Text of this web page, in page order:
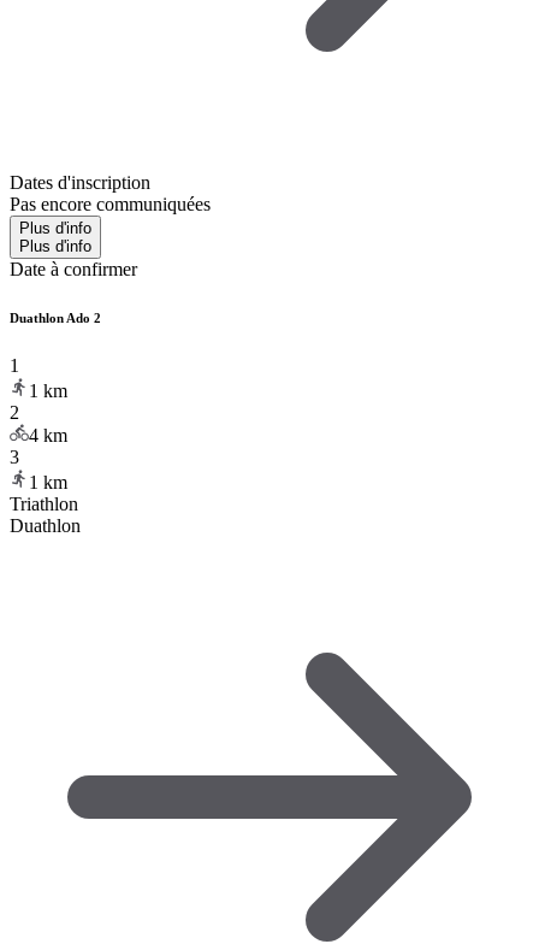
Dates d'inscription
Pas encore communiquées
Plus d'info
Plus d'info
Date à confirmer
Duathlon Ado 2
1
1 km
2
4 km
3
1 km
Triathlon
Duathlon